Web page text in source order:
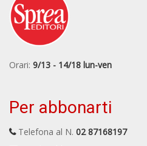
Orari: 9/13 - 14/18 lun-ven
Per abbonarti
Telefona al N. 02 87168197